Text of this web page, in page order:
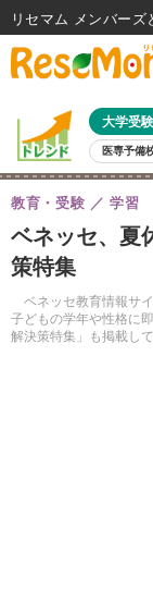
大学受
医専予備
親子で考える大学選び
共通テスト 夏休み
8月開催イベント・WS
自由研究教材（小学生向け
ベネッセ、夏
策特集
ベネッセ教育情報サ
子どもの学年や性格に
解決策特集」も掲載し
教育・受験 学習
リセマム メンバーズ